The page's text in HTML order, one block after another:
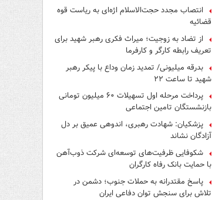
انتصاب مجدد حجت‌الاسلام اژه‌ای به ریاست قوه‌
قضائیه
از تضاد به زوجیت؛ میراث فکری رهبر شهید برای
تعریف رابطه کارگر و کارفرما
بدرقه میلیونی/ تمدید زمان وداع با پیکر رهبر
شهید تا ساعت ۲۲
پرداخت مرحله اول تسهیلات ۶۰ میلیون تومانی
بازنشستگان تامین اجتماعی
پزشکیان: شهادت رهبری، اندوهی عمیق بر دل
آزادگان نشاند
شکوفایی ظرفیت‌های توسعه‌ای شرکت ذوب‌آهن
با حمایت‌ بانک رفاه کارگران
پاسخ مقتدرانه به حملات جنوب؛ دشمن در
تلاش برای سنجش توان دفاعی ایران